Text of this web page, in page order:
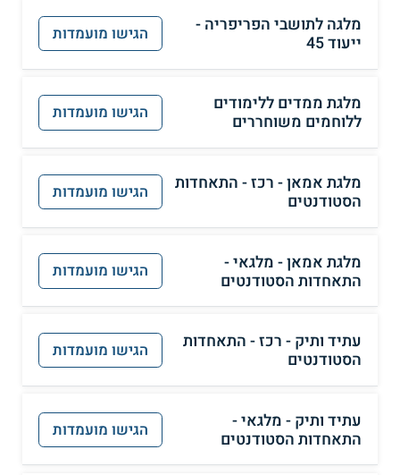
מלגה לתושבי הפריפריה -
ייעוד 45
הגישו מועמדות
מלגת ממדים ללימודים
ללוחמים משוחררים
הגישו מועמדות
מלגת אמאן - רכז - התאחדות
הסטודנטים
הגישו מועמדות
מלגת אמאן - מלגאי -
התאחדות הסטודנטים
הגישו מועמדות
עתיד ותיק - רכז - התאחדות
הסטודנטים
הגישו מועמדות
עתיד ותיק - מלגאי -
התאחדות הסטודנטים
הגישו מועמדות